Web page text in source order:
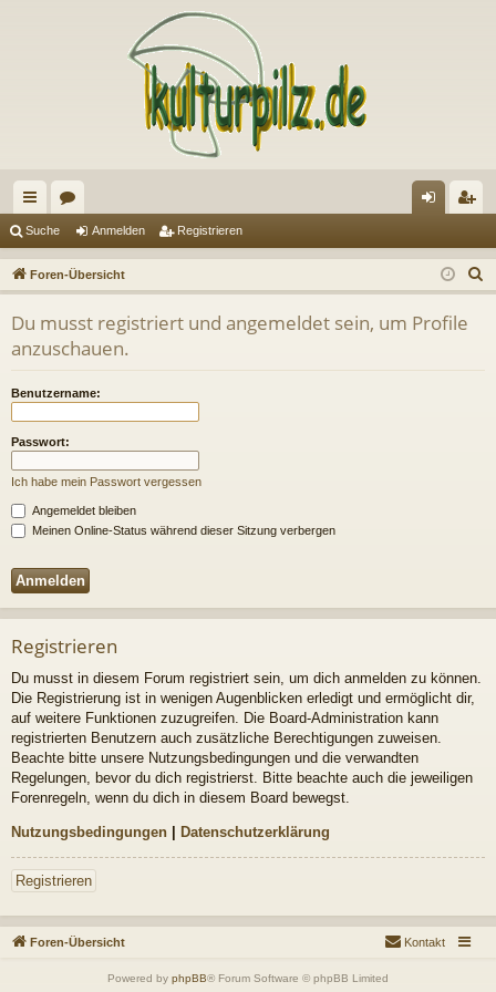
ch
ne
llz
ug
en m
el
de
ist
rie
re
Suche Anmelden Registrieren
Foren-Übersicht
u
Du musst registriert und angemeldet sein, um Profile
anzuschauen.
Benutzername:
Passwort:
Ich habe mein Passwort vergessen
Angemeldet bleiben
Meinen Online-Status während dieser Sitzung verbergen
Registrieren
Du musst in diesem Forum registriert sein, um dich anmelden zu können.
Die Registrierung ist in wenigen Augenblicken erledigt und ermöglicht dir,
auf weitere Funktionen zuzugreifen. Die Board-Administration kann
registrierten Benutzern auch zusätzliche Berechtigungen zuweisen.
Beachte bitte unsere Nutzungsbedingungen und die verwandten
Regelungen, bevor du dich registrierst. Bitte beachte auch die jeweiligen
Forenregeln, wenn du dich in diesem Board bewegst.
Nutzungsbedingungen | Datenschutzerklärung
Registrieren
Foren-Übersicht Kontakt
Powered by phpBB® Forum Software © phpBB Limited